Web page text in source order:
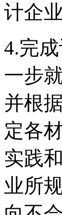
计企
4.完
一步
并根
定各
实践
业所